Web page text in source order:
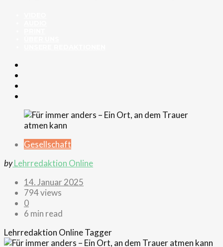
Gesellschaft
byLehrredaktion Online
14. Januar 2025
794 views
0
6 min read
Lehrredaktion OnlineTagger